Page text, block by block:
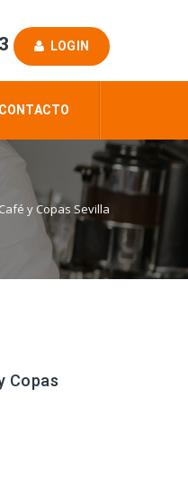
LOGIN
CONTACTO
y Copas Sevilla
Copas